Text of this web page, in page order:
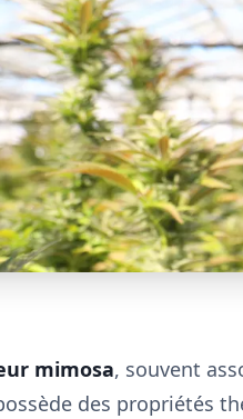
mimosa, souvent
des propriétés